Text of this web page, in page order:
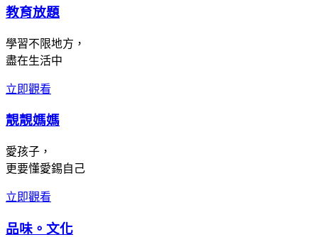
教育放題
學習不限地方，
盡在生活中
立即觀看
靚靚媽媽
愛孩子，
更要懂愛錫自己
立即觀看
品味。文化